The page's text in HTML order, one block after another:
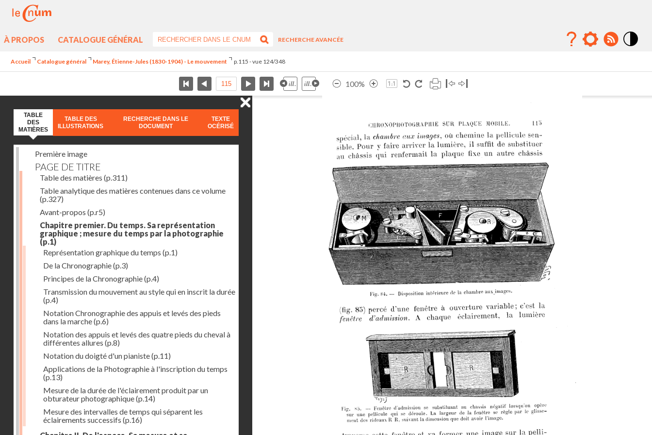
À PROPOS CATALOGUE GÉNÉRAL
RECHERCHE AVANCÉE
Accueil Catalogue général Marey, Étienne-Jules (1830-1904) - Le mouvement p.115 - vue 124/348
100%
TABLE
DES
MATIÈRES
TABLE DES
ILLUSTRATIONS
RECHERCHE DANS LE
DOCUMENT
TEXTE
OCÉRISÉ
Première image
PAGE DE TITRE
Table des matières (p.311)
Table analytique des matières contenues dans ce volume
(p.327)
Avant-propos (p.r5)
Chapitre premier. Du temps. Sa représentation
graphique ; mesure du temps par la photographie
(p.1)
Représentation graphique du temps (p.1)
De la Chronographie(p.3)
Principes de la Chronographie(p.4)
Transmission du mouvement au style qui en inscrit la durée
(p.4)
Notation Chronographie des appuis et levés des pieds
dans la marche(p.6)
Notation des appuis et levés des quatre pieds du cheval à
différentes allures (p.8)
Notation du doigté d'un pianiste(p.11)
Applications de la Photographie à l'inscription du temps
(p.13)
Mesure de la durée de l'éclairement produit par un
obturateur photographique(p.14)
Mesure des intervalles de temps qui séparent les
éclairements successifs (p.16)